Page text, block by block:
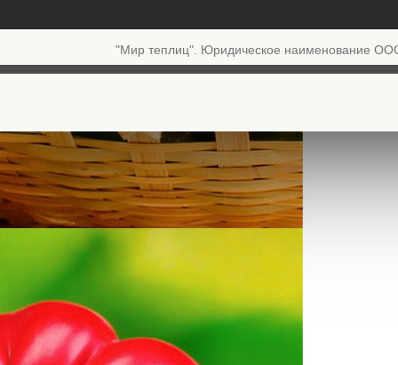
"Мир теплиц". Юридическое наименование